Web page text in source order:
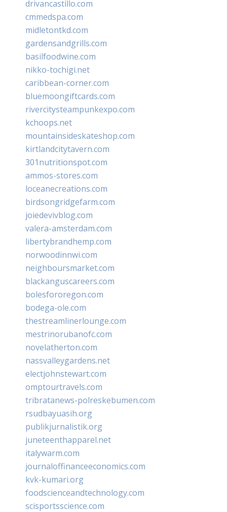
drivancastillo.com
cmmedspa.com
midletontkd.com
gardensandgrills.com
basilfoodwine.com
nikko-tochigi.net
caribbean-corner.com
bluemoongiftcards.com
rivercitysteampunkexpo.com
kchoops.net
mountainsideskateshop.com
kirtlandcitytavern.com
301nutritionspot.com
ammos-stores.com
loceanecreations.com
birdsongridgefarm.com
joiedevivblog.com
valera-amsterdam.com
libertybrandhemp.com
norwoodinnwi.com
neighboursmarket.com
blackanguscareers.com
bolesfororegon.com
bodega-ole.com
thestreamlinerlounge.com
mestrinorubanofc.com
novelatherton.com
nassvalleygardens.net
electjohnstewart.com
omptourtravels.com
tribratanews-polreskebumen.com
rsudbayuasih.org
publikjurnalistik.org
juneteenthapparel.net
italywarm.com
journaloffinanceeconomics.com
kvk-kumari.org
foodscienceandtechnology.com
scisportsscience.com